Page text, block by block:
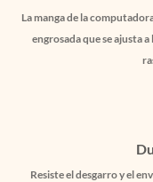
La manga de la
engrosada que se ajusta
Resiste el desgarro y el